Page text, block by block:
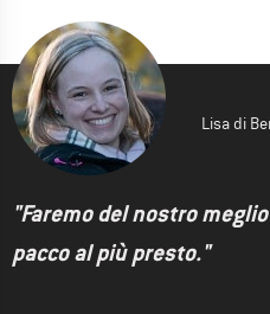
Lisa di
"Faremo del nostro
pacco al più presto."